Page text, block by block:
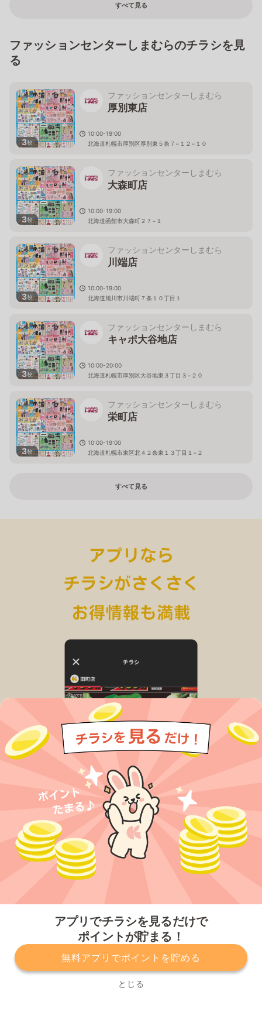
アプリでチラシを見るだけで
ポイントが貯まる！
無料アプリでポイントを貯める
とじる
すべて見る
ファッションセンターしまむらのチラシを見
る
3枚
ファッションセンターしまむら
厚別東店
10:00-19:00
北海道札幌市厚別区厚別東５条７−１２−１０
3枚
ファッションセンターしまむら
大森町店
10:00-19:00
北海道函館市大森町２７−１
3枚
ファッションセンターしまむら
川端店
10:00-19:00
北海道旭川市川端町７条１０丁目１
3枚
ファッションセンターしまむら
キャポ大谷地店
10:00-20:00
北海道札幌市厚別区大谷地東３丁目３−２０
3枚
ファッションセンターしまむら
栄町店
10:00-19:00
北海道札幌市東区北４２条東１３丁目１−２
すべて見る
プライバシーポリシー 利用規約
運営会社
サービスに関してのお問い合わせ